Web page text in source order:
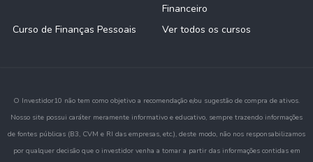
Financeiro
Curso de Finanças Pessoais
Ver todos os cursos
O Investidor10 não tem como objetivo a recomendação e/ou sugestão de compra de ativos.
Nosso site possui caráter meramente informativo e educativo, sempre trazendo informações
de fontes públicas (B3, CVM e RI das empresas, etc.), deste modo, não nos responsabilizamos
por qualquer decisão que o investidor venha a tomar a partir das informações contidas em